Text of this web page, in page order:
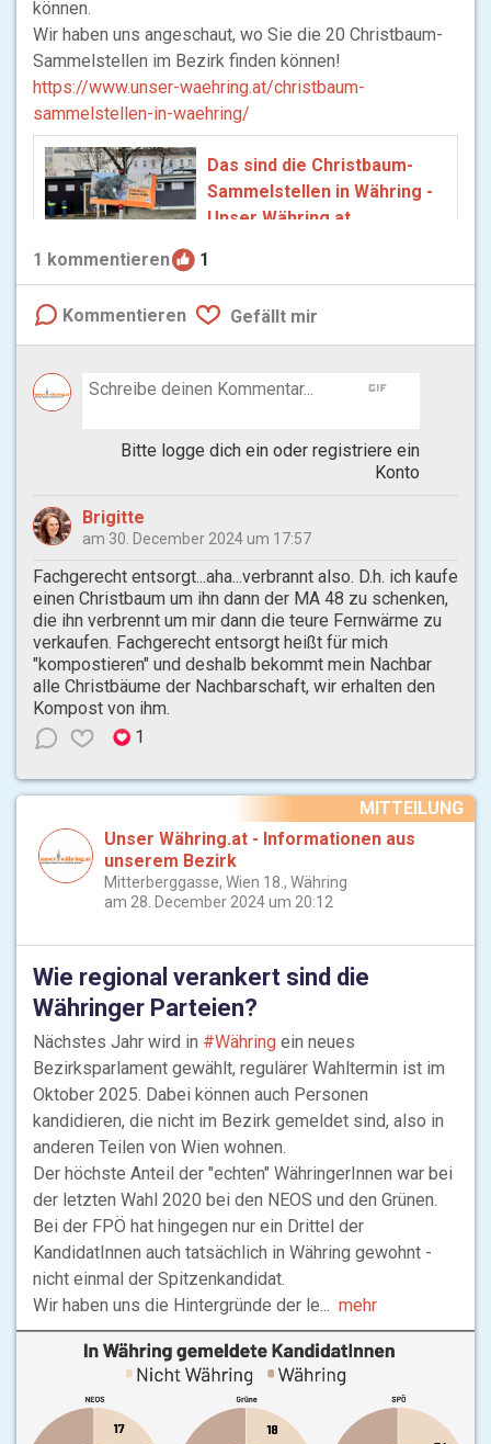
können.
Wir haben uns angeschaut, wo Sie die 20 Christbaum-
Sammelstellen im Bezirk finden können!
https://www.unser-waehring.at/christbaum-
sammelstellen-in-waehring/
Das sind die Christbaum-
Sammelstellen in Währing -
Unser Währing.at
Christbaum-Sammelstellen
eingerichtet. Hier können die
werden.
1 kommentieren 1
Kommentieren Gefällt mir
gif
Bitte logge dich ein oder registriere ein
Konto
Brigitte
am 30. December 2024 um 17:57
Fachgerecht entsorgt...aha...verbrannt also. D.h. ich kaufe
einen Christbaum um ihn dann der MA 48 zu schenken,
die ihn verbrennt um mir dann die teure Fernwärme zu
verkaufen. Fachgerecht entsorgt heißt für mich
"kompostieren" und deshalb bekommt mein Nachbar
alle Christbäume der Nachbarschaft, wir erhalten den
Kompost von ihm.
1
MITTEILUNG
Unser Währing.at - Informationen aus
unserem Bezirk
Mitterberggasse, Wien 18., Währing
am 28. December 2024 um 20:12
Wie regional verankert sind die
Währinger Parteien?
Nächstes Jahr wird in #Währing ein neues
Bezirksparlament gewählt, regulärer Wahltermin ist im
Oktober 2025. Dabei können auch Personen
kandidieren, die nicht im Bezirk gemeldet sind, also in
anderen Teilen von Wien wohnen.
Der höchste Anteil der "echten" WähringerInnen war bei
der letzten Wahl 2020 bei den NEOS und den Grünen.
Bei der FPÖ hat hingegen nur ein Drittel der
KandidatInnen auch tatsächlich in Währing gewohnt -
nicht einmal der Spitzenkandidat.
Wir haben uns die Hintergründe der le... mehr